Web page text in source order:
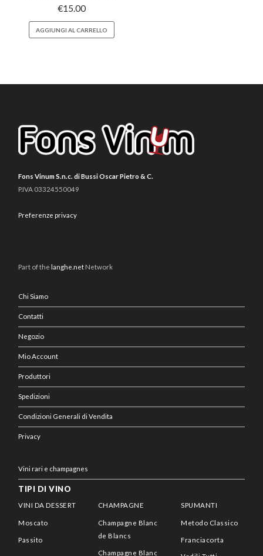
€15.00
AGGIUNGI AL CARRELLO
Fons Vinum S.n.c. di Bussi Oscar Pietro & C.
P.IVA 03324550049
Preferenze privacy
Part of the langhe.net Network
Chi Siamo
Contatti
Negozio
Mio Account
Produttori
Spedizioni
Condizioni Generali di Vendita
Privacy
Vini rari e champagnes
TIPI DI VINO
VINI DA DESSERT
Moscato
Passito
CHAMPAGNE
Champagne Blanc
de Blancs
Champagne Blanc
SPUMANTI
Metodo Classico
Franciacorta